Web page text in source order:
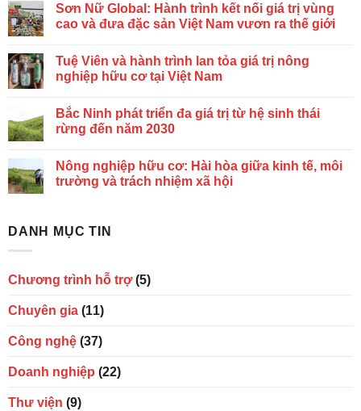
Sơn Nữ Global: Hành trình kết nối giá trị vùng
cao và đưa đặc sản Việt Nam vươn ra thế giới
Tuệ Viên và hành trình lan tỏa giá trị nông
nghiệp hữu cơ tại Việt Nam
Bắc Ninh phát triển đa giá trị từ hệ sinh thái
rừng đến năm 2030
Nông nghiệp hữu cơ: Hài hòa giữa kinh tế, môi
trường và trách nhiệm xã hội
DANH MỤC TIN
Chương trình hỗ trợ(5)
Chuyên gia (11)
Công nghệ (37)
Doanh nghiệp (22)
Thư viện (9)